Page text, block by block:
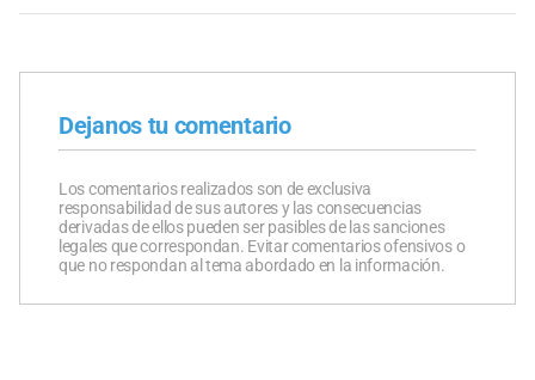
Dejanos tu comentario
Los comentarios realizados son de exclusiva
responsabilidad de sus autores y las consecuencias
derivadas de ellos pueden ser pasibles de las sanciones
legales que correspondan. Evitar comentarios ofensivos o
que no respondan al tema abordado en la información.